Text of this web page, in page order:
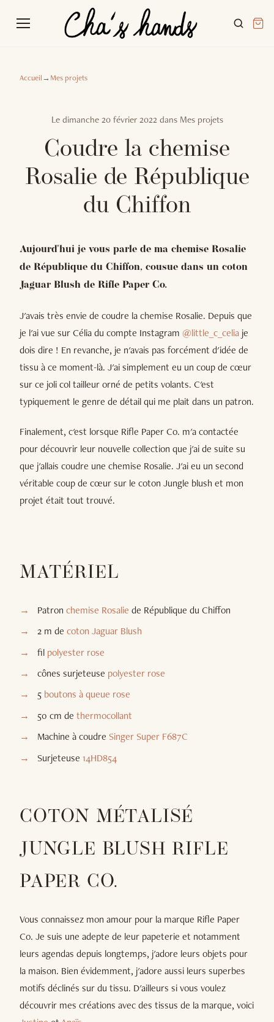
Accueil→Mes projets
Le dimanche 20 février 2022dans Mes projets
Coudre la chemise
Rosalie de République
du Chiffon
Aujourd'hui je vous parle de ma chemise Rosalie
de République du Chiffon, cousue dans un coton
Jaguar Blush de Rifle Paper Co.
J'avais très envie de coudre la chemise Rosalie. Depuis que
je l'ai vue sur Célia du compte Instagram @little_c_celia je
dois dire ! En revanche, je n'avais pas forcément d'idée de
tissu à ce moment-là. J'ai simplement eu un coup de cœur
sur ce joli col tailleur orné de petits volants. C'est
typiquement le genre de détail qui me plait dans un patron.
Finalement, c'est lorsque Rifle Paper Co. m'a contactée
pour découvrir leur nouvelle collection que j'ai de suite su
que j'allais coudre une chemise Rosalie. J'ai eu un second
véritable coup de cœur sur le coton Jungle blush et mon
projet était tout trouvé.
MATÉRIEL
Patron chemise Rosalie de République du Chiffon
2 m de coton Jaguar Blush
fil polyester rose
cônes surjeteuse polyester rose
5 boutons à queue rose
50 cm de thermocollant
Machine à coudre Singer Super F687C
Surjeteuse 14HD854
COTON MÉTALISÉ
JUNGLE BLUSH RIFLE
PAPER CO.
Vous connaissez mon amour pour la marque Rifle Paper
Co. Je suis une adepte de leur papeterie et notamment
leurs agendas depuis longtemps, j'adore leurs objets pour
la maison. Bien évidemment, j'adore aussi leurs superbes
motifs déclinés sur du tissu. D'ailleurs si vous voulez
découvrir mes créations avec des tissus de la marque, voici